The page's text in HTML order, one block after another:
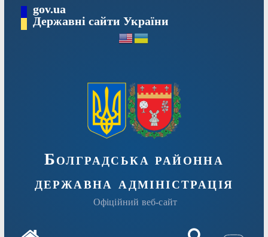
Перейтиgov.ua
Державні сайти України
Болградська районна
державна адміністрація
Офіційний веб-сайт